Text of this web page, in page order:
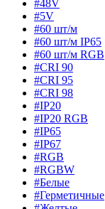
#48V
#5V
#60 шт/м
#60 шт/м IP65
#60 шт/м RGB
#CRI 90
#CRI 95
#CRI 98
#IP20
#IP20 RGB
#IP65
#IP67
#RGB
#RGBW
#Белые
#Герметичные